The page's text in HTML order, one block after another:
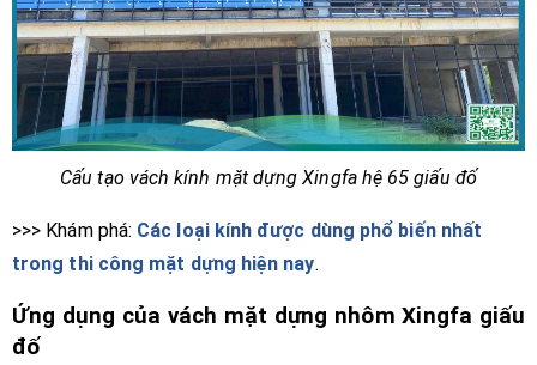
Cấu tạo vách kính mặt dựng Xingfa hệ 65 giấu đố
>>> Khám phá: Các loại kính được dùng phổ biến nhất
trong thi công mặt dựng hiện nay.
Ứng dụng của vách mặt dựng nhôm Xingfa giấu
đố